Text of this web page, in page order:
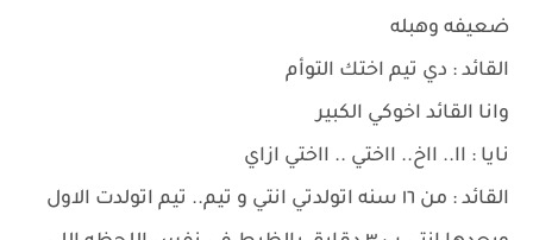
ضعيفه وهبله
القائد : دي تيم اختك التوأم
وانا القائد اخوكي الكبير
نايا : اا.. ااخ.. ااختي .. ااختي ازاي
القائد : من ١٦ سنه اتولدتي انتي و تيم.. تيم اتولدت الاول